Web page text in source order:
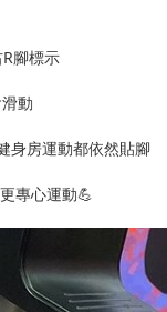
腳標示
動
身房運動都依然貼腳
專心運動💪